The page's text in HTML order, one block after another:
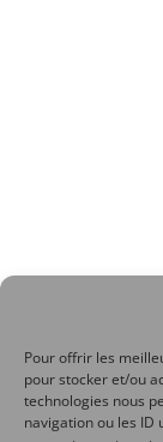
Pour offrir les
pour stocker et/ou
technologies nous
navigation ou les ID